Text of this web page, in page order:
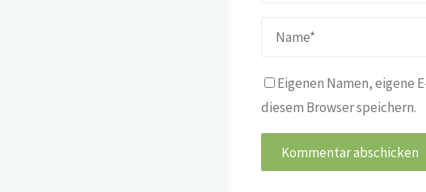
Eigenen Namen, eigene
diesem Browser speichern.